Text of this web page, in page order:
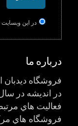
در اين وبسایت
درباره ما
فروشگاه ديدبان
فعاليت هاي
فروشگاه هاي